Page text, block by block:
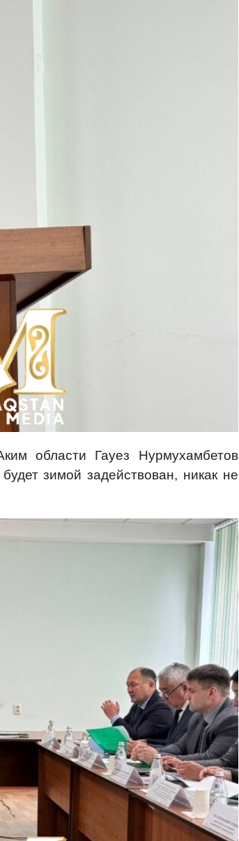
области Гауез Нурмухамбетов
зимой задействован, никак не